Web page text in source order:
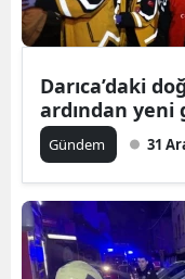
Darıca’daki
ardından yeni
Gündem 31